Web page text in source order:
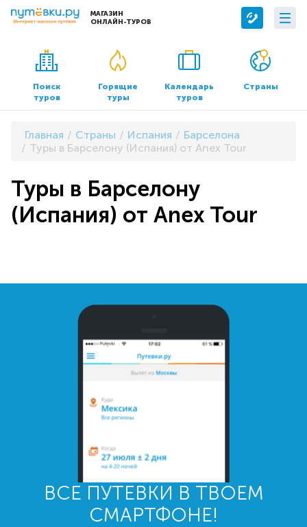
МАГАЗИН
ОНЛАЙН-ТУРОВ
Сервисы
Бронирование отелей
Трансфер
О компании
О нас
Контакты
Документы и реквизиты
Поиск
туров
Горящие
туры
Календарь
туров
Страны
Главная Страны Испания
Барселона
Туры в Барселону (Испания) от Anex Tour
Туры в Барселону
(Испания) от Anex Tour
ВСЕ ПУТЕВКИ В ТВОЕМ
СМАРТФОНЕ!